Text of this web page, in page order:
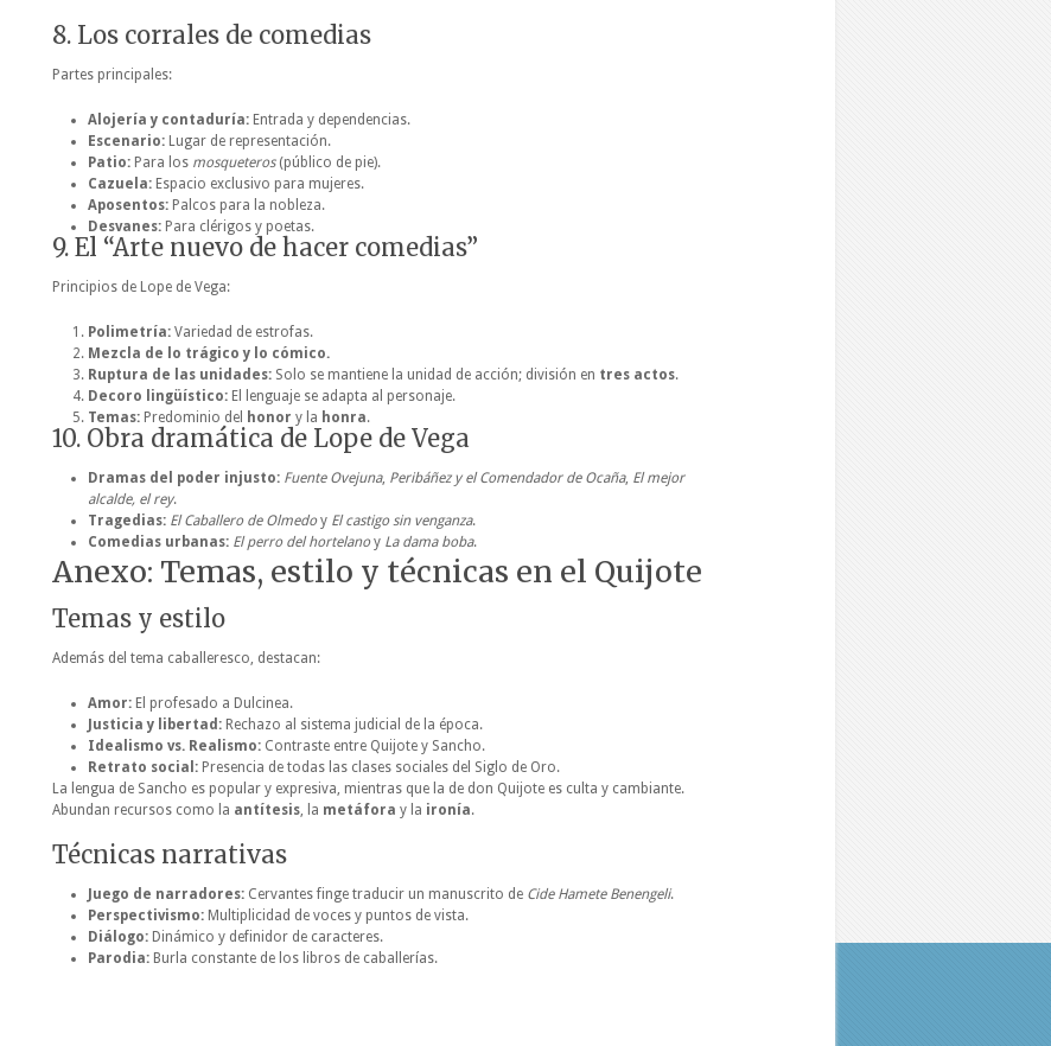
8. Los corrales de comedias
Partes principales:
Alojería y contaduría: Entrada y dependencias.
Escenario: Lugar de representación.
Patio: Para los mosqueteros(público de pie).
Cazuela: Espacio exclusivo para mujeres.
Aposentos: Palcos para la nobleza.
Desvanes: Para clérigos y poetas.
9. El “Arte nuevo de hacer comedias”
Principios de Lope de Vega:
Polimetría: Variedad de estrofas.
Mezcla de lo trágico y lo cómico.
Ruptura de las unidades: Solo se mantiene la unidad de acción; división en tres actos.
Decoro lingüístico: El lenguaje se adapta al personaje.
Temas: Predominio del honor y la honra.
10. Obra dramática de Lope de Vega
Dramas del poder injusto: Fuente Ovejuna, Peribáñez y el Comendador de Ocaña, El mejor
alcalde, el rey.
Tragedias: El Caballero de Olmedoy El castigo sin venganza.
Comedias urbanas: El perro del hortelanoy La dama boba.
Anexo: Temas, estilo y técnicas en el Quijote
Temas y estilo
Además del tema caballeresco, destacan:
Amor: El profesado a Dulcinea.
Justicia y libertad: Rechazo al sistema judicial de la época.
Idealismo vs. Realismo: Contraste entre Quijote y Sancho.
Retrato social: Presencia de todas las clases sociales del Siglo de Oro.
La lengua de Sancho es popular y expresiva, mientras que la de don Quijote es culta y cambiante.
Abundan recursos como la antítesis, la metáfora y la ironía.
Técnicas narrativas
Juego de narradores: Cervantes finge traducir un manuscrito de Cide Hamete Benengeli.
Perspectivismo: Multiplicidad de voces y puntos de vista.
Diálogo: Dinámico y definidor de caracteres.
Parodia: Burla constante de los libros de caballerías.